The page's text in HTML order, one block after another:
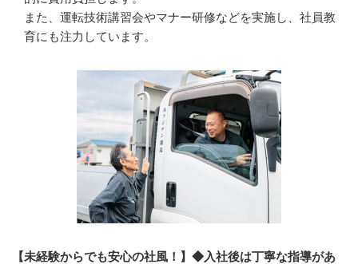
また、運転技術講習会やマナー研修などを実施し、社員教
育にも注力しています。
【未経験からでも安心の社風！】◆入社後は丁寧な指導があ